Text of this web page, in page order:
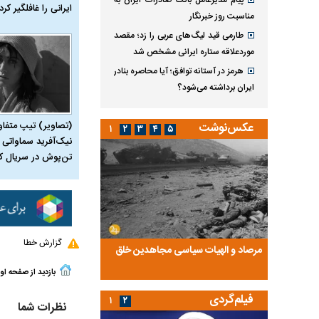
ایرانی را غافلگیر کرد
(تصاویر) تیپ
نیک‌آفرید سماواتی
تن‌پوش در سریال
گزارش خطا
بازدید از صفحه
نظرات شما
مناسبت روز خبرنگار
طارمی قید لیگ‌های عربی را زد؛ مقصد
موردعلاقه ستاره ایرانی مشخص شد
هرمز در آستانه توافق؛ آیا محاصره بنادر
ایران برداشته می‌شود؟
عکس‌نوشت
مرصاد و الهیات سیاسی مجاهدین خلق
آخرین پرده از حیات
روایتی از آخرین
۱ ۲ ۳ ۴ ۵
فیلم‌گردی ۱ ۲